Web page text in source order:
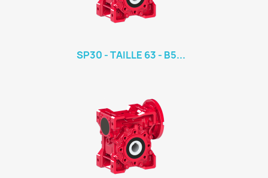
SP30 - TAILLE 63 - B5...